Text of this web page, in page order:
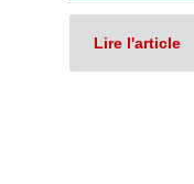
Lire l'article